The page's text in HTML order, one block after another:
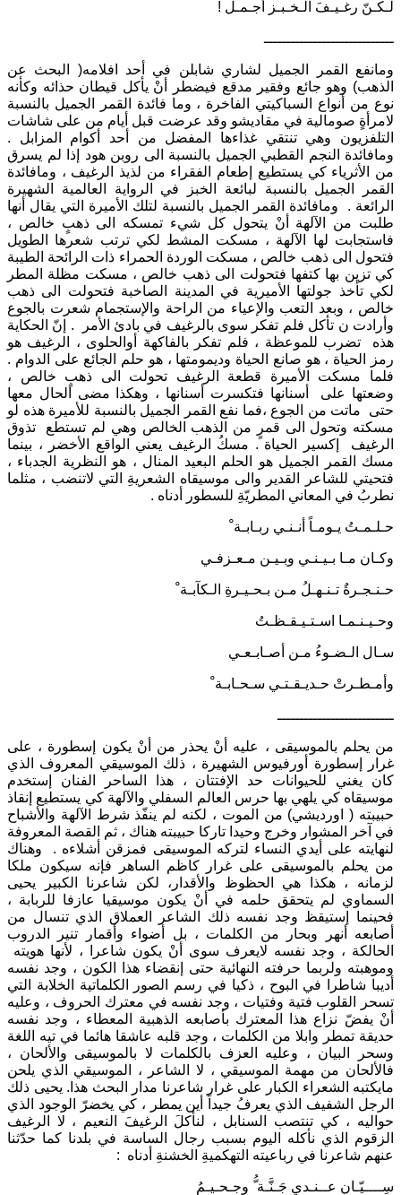
لـكـنّ رغـيـفَ الـخـبـز أجـمـل !
ـــــــــــــــــــــــــــــ
ومانفع القمر الجميل لشاري شابلن في أحد افلامه( البحث عن
الذهب) وهو جائع وفقير مدقع فيضطر أنْ يأكل قيطان حذائه وكأنه
نوع من أنواع السباكيتي الفاخرة ، وما فائدة القمر الجميل بالنسبة
لامرأةٍ صومالية في مقاديشو وقد عرضت قبل أيام من على شاشات
التلفزيون وهي تنتقي غذاءها المفضل من أحد أكوام المزابل .
ومافائدة النجم القطبي الجميل بالنسبة الى روبن هود إذا لم يسرق
من الأثرياء كي يستطيع إطعام الفقراء من لذيذ الرغيف ، ومافائدة
القمر الجميل بالنسبة لبائعة الخبز في الرواية العالمية الشهيرة
الرائعة . ومافائدة القمر الجميل بالنسبة لتلك الأميرة التي يقال أنها
طلبت من الآلهة أنْ يتحول كل شيء تمسكه الى ذهبٍ خالص ،
فاستجابت لها الآلهة ، مسكت المشط لكي ترتب شعرها الطويل
فتحول الى ذهب خالص ، مسكت الوردة الحمراء ذات الرائحة الطيبة
كي تزين بها كتفها فتحولت الى ذهب خالص ، مسكت مظلة المطر
لكي تأخذ جولتها الأميرية في المدينة الصاخبة فتحولت الى ذهب
خالص ، وبعد التعب والإعياء من الراحة والإستجمام شعرت بالجوع
وأرادت ن تأكل فلم تفكر سوى بالرغيف في بادئ الأمر . إنّ الحكاية
هذه تضرب للموعظة ، فلم تفكر بالفاكهة أوالحلوى ، الرغيف هو
رمز الحياة ، هو صانع الحياة وديمومتها ، هو حلم الجائع على الدوام .
فلما مسكت الأميرة قطعة الرغيف تحولت الى ذهبٍ خالص ،
وضعتها على أسنانها فتكسرت أسنانها ، وهكذا مضى الحال معها
حتى ماتت من الجوع ،فما نفع القمر الجميل بالنسبة للأميرة هذه لو
مسكته وتحول الى قمرٍ من الذهب الخالص وهي لم تستطع تذوق
الرغيف إكسير الحياة . مسكُ الرغيف يعني الواقع الأخضر ، بينما
مسك القمر الجميل هو الحلم البعيد المنال ، هو النظرية الجدباء ،
فتحيتي للشاعر القدير والى موسيقاه الشعريةِ التي لاتنضب ، مثلما
نطربُ في المعاني المطريّةِ للسطور أدناه .
حـلـمـتُ يـومـاً أنـنـي ربـابـة ْ
وكـان مـا بـيـنـي وبـيـن مـعـزفـي
حـنـجـرةٌ تـنـهـلُ مـن بـحـيـرةِ الـكآبـة ْ
وحـيـنـمـا اسـتـيـقـظـتُ
سـال الـضـوءُ مـن أصـابـعـي
وأمـطـرتْ حـديـقـتـي سـحـابـة ْ
ــــــــــــــــــــــــــ
من يحلم بالموسيقى ، عليه أنْ يحذر من أنْ يكون إسطورة ، على
غرار إسطورة أورفيوس الشهيرة ، ذلك الموسيقي المعروف الذي
كان يغني للحيوانات حد الإفتتان ، هذا الساحر الفنان إستخدم
موسيقاه كي يلهي بها حرس العالم السفلي والآلهة كي يستطيع إنقاذ
حبيبته ( اورديشي) من الموت ، لكنه لم ينفّذ شرط الآلهة والأشباح
في آخر المشوار وخرج وحيدا تاركا حبيبته هناك ، ثم القصة المعروفة
لنهايته على أيدي النساء لتركه الموسيقى فمزقن أشلاءه . وهناك
من يحلم بالموسيقى على غرار كاظم الساهر فإنه سيكون ملكا
لزمانه ، هكذا هي الحظوظ والأقدار، لكن شاعرنا الكبير يحيى
السماوي لم يتحقق حلمه في أنْ يكون موسيقيا عازفا للربابة ،
فحينما إستيقظ وجد نفسه ذلك الشاعر العملاق الذي تنسال من
أصابعه أنهر وبحار من الكلمات ، بل أضواء وأقمار تنير الدروب
الحالكة ، وجد نفسه لايعرف سوى أنْ يكون شاعرا ، لأنها هويته
وموهبته ولربما حرفته النهائية حتى إنقضاء هذا الكون ، وجد نفسه
أديبا شاطرا في البوح ، ذكيا في رسم الصور الكلماتية الخلابة التي
تسحر القلوب فتية وفتيات ، وجد نفسه في معترك الحروف ، وعليه
أنْ يفضّ نزاع هذا المعترك بأصابعه الذهبية المعطاء ، وجد نفسه
حديقة تمطر وابلا من الكلمات ، وجد قلبه عاشقا هائما في تيه اللغة
وسحر البيان ، وعليه العزف بالكلمات لا بالموسيقى والألحان ،
فالألحان من مهمة الموسيقي ، لا الشاعر ، الموسيقي الذي يلحن
مايكتبه الشعراء الكبار على غرار شاعرنا مدار البحث هذا. يحيى ذلك
الرجل الشفيف الذي يعرفُ جيداً أين يمطر ، كي يخضرّ الوجود الذي
حواليه ، كي تنتصب السنابل ، لنأكلَ الرغيفَ النعيم ، لا الرغيف
الزقوم الذي نأكله اليوم بسبب رجال الساسة في بلدنا كما حدّثنا
عنهم شاعرنا في رباعيته التهكميةِ الخشنةِ أدناه :
سِــــيّـانِ عــنـدي جَـنَّـة ُّ وجـحـيـمُ